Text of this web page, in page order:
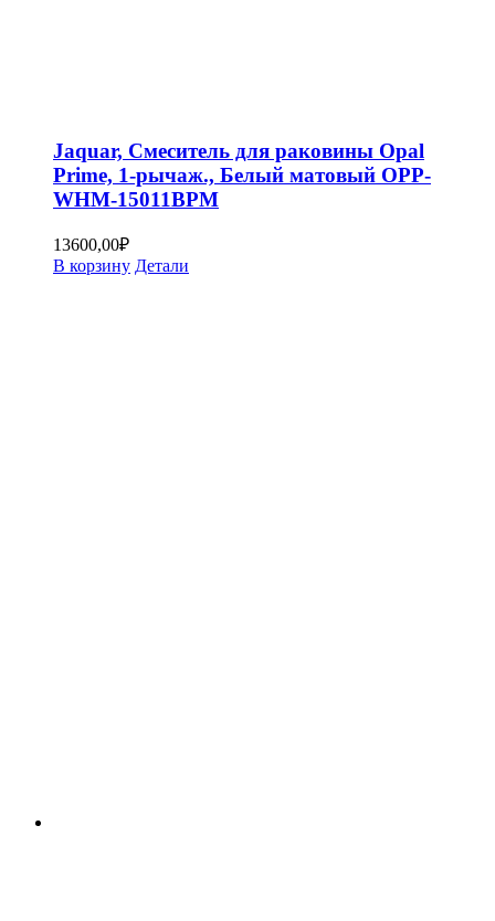
Jaquar, Смеситель для раковины Opal
Prime, 1-рычаж., Белый матовый OPP-
WHM-15011BPM
13600,00₽
В корзину Детали